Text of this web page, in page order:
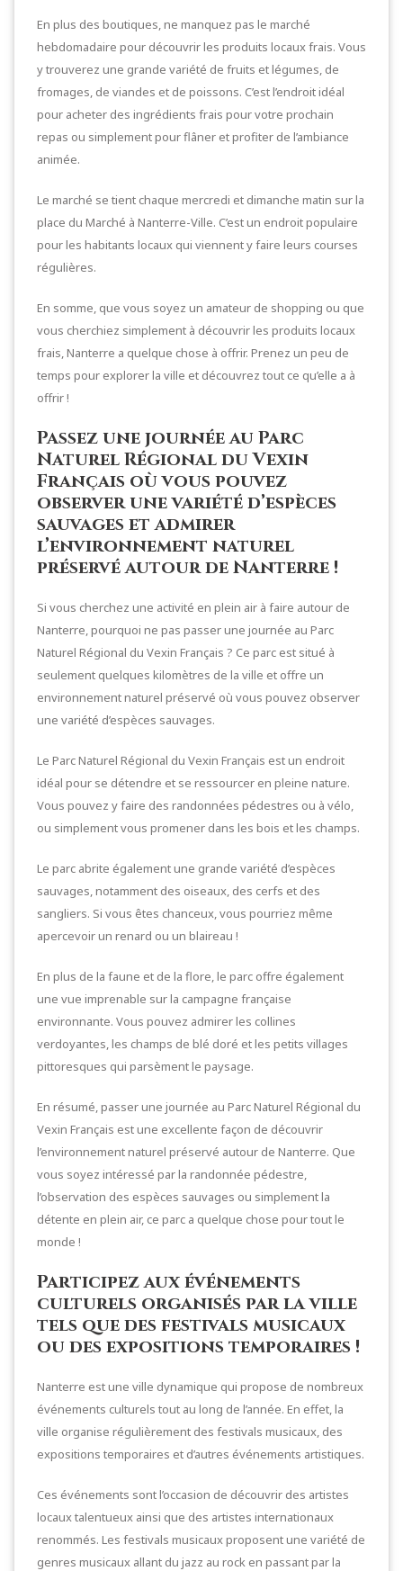
En plus des boutiques, ne manquez pas le marché
hebdomadaire pour découvrir les produits locaux frais. Vous
y trouverez une grande variété de fruits et légumes, de
fromages, de viandes et de poissons. C’est l’endroit idéal
pour acheter des ingrédients frais pour votre prochain
repas ou simplement pour flâner et profiter de l’ambiance
animée.
Le marché se tient chaque mercredi et dimanche matin sur la
place du Marché à Nanterre-Ville. C’est un endroit populaire
pour les habitants locaux qui viennent y faire leurs courses
régulières.
En somme, que vous soyez un amateur de shopping ou que
vous cherchiez simplement à découvrir les produits locaux
frais, Nanterre a quelque chose à offrir. Prenez un peu de
temps pour explorer la ville et découvrez tout ce qu’elle a à
offrir !
Passez une journée au Parc
Naturel Régional du Vexin
Français où vous pouvez
observer une variété d’espèces
sauvages et admirer
l’environnement naturel
préservé autour de Nanterre !
Si vous cherchez une activité en plein air à faire autour de
Nanterre, pourquoi ne pas passer une journée au Parc
Naturel Régional du Vexin Français ? Ce parc est situé à
seulement quelques kilomètres de la ville et offre un
environnement naturel préservé où vous pouvez observer
une variété d’espèces sauvages.
Le Parc Naturel Régional du Vexin Français est un endroit
idéal pour se détendre et se ressourcer en pleine nature.
Vous pouvez y faire des randonnées pédestres ou à vélo,
ou simplement vous promener dans les bois et les champs.
Le parc abrite également une grande variété d’espèces
sauvages, notamment des oiseaux, des cerfs et des
sangliers. Si vous êtes chanceux, vous pourriez même
apercevoir un renard ou un blaireau !
En plus de la faune et de la flore, le parc offre également
une vue imprenable sur la campagne française
environnante. Vous pouvez admirer les collines
verdoyantes, les champs de blé doré et les petits villages
pittoresques qui parsèment le paysage.
En résumé, passer une journée au Parc Naturel Régional du
Vexin Français est une excellente façon de découvrir
l’environnement naturel préservé autour de Nanterre. Que
vous soyez intéressé par la randonnée pédestre,
l’observation des espèces sauvages ou simplement la
détente en plein air, ce parc a quelque chose pour tout le
monde !
Participez aux événements
culturels organisés par la ville
tels que des festivals musicaux
ou des expositions temporaires !
Nanterre est une ville dynamique qui propose de nombreux
événements culturels tout au long de l’année. En effet, la
ville organise régulièrement des festivals musicaux, des
expositions temporaires et d’autres événements artistiques.
Ces événements sont l’occasion de découvrir des artistes
locaux talentueux ainsi que des artistes internationaux
renommés. Les festivals musicaux proposent une variété de
genres musicaux allant du jazz au rock en passant par la